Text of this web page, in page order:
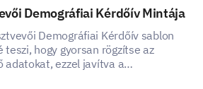
Demográfiai Kérdőív Mintája
Demográfiai Kérdőív sablon
teszi, hogy gyorsan rögzítse az
adatokat, ezzel javítva a